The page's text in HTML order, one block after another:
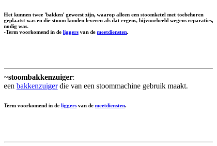
Het kunnen twee 'bakken' geweest zijn, waarop alleen een stoomketel met toebehoren
geplaatst was en die stoom konden leveren als dat ergens, bijvoorbeeld wegens reparaties,
nodig was.
-Term voorkomend in de liggers van de meetdiensten.
~stoombakkenzuiger:
een bakkenzuigerdie van een stoommachine gebruik maakt.
Term voorkomend in de liggers van de meetdiensten.